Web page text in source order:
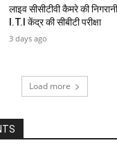
लाइव सीसीटीवी कैमरे की
I.T.I केंद्र की सीबीटी परीक्षा
3 days ago
Load more